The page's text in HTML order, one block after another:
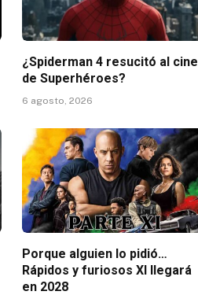
¿Spiderman 4 resucitó al cine
de Superhéroes?
6 agosto, 2026
Porque alguien lo pidió…
Rápidos y furiosos XI llegará
en 2028